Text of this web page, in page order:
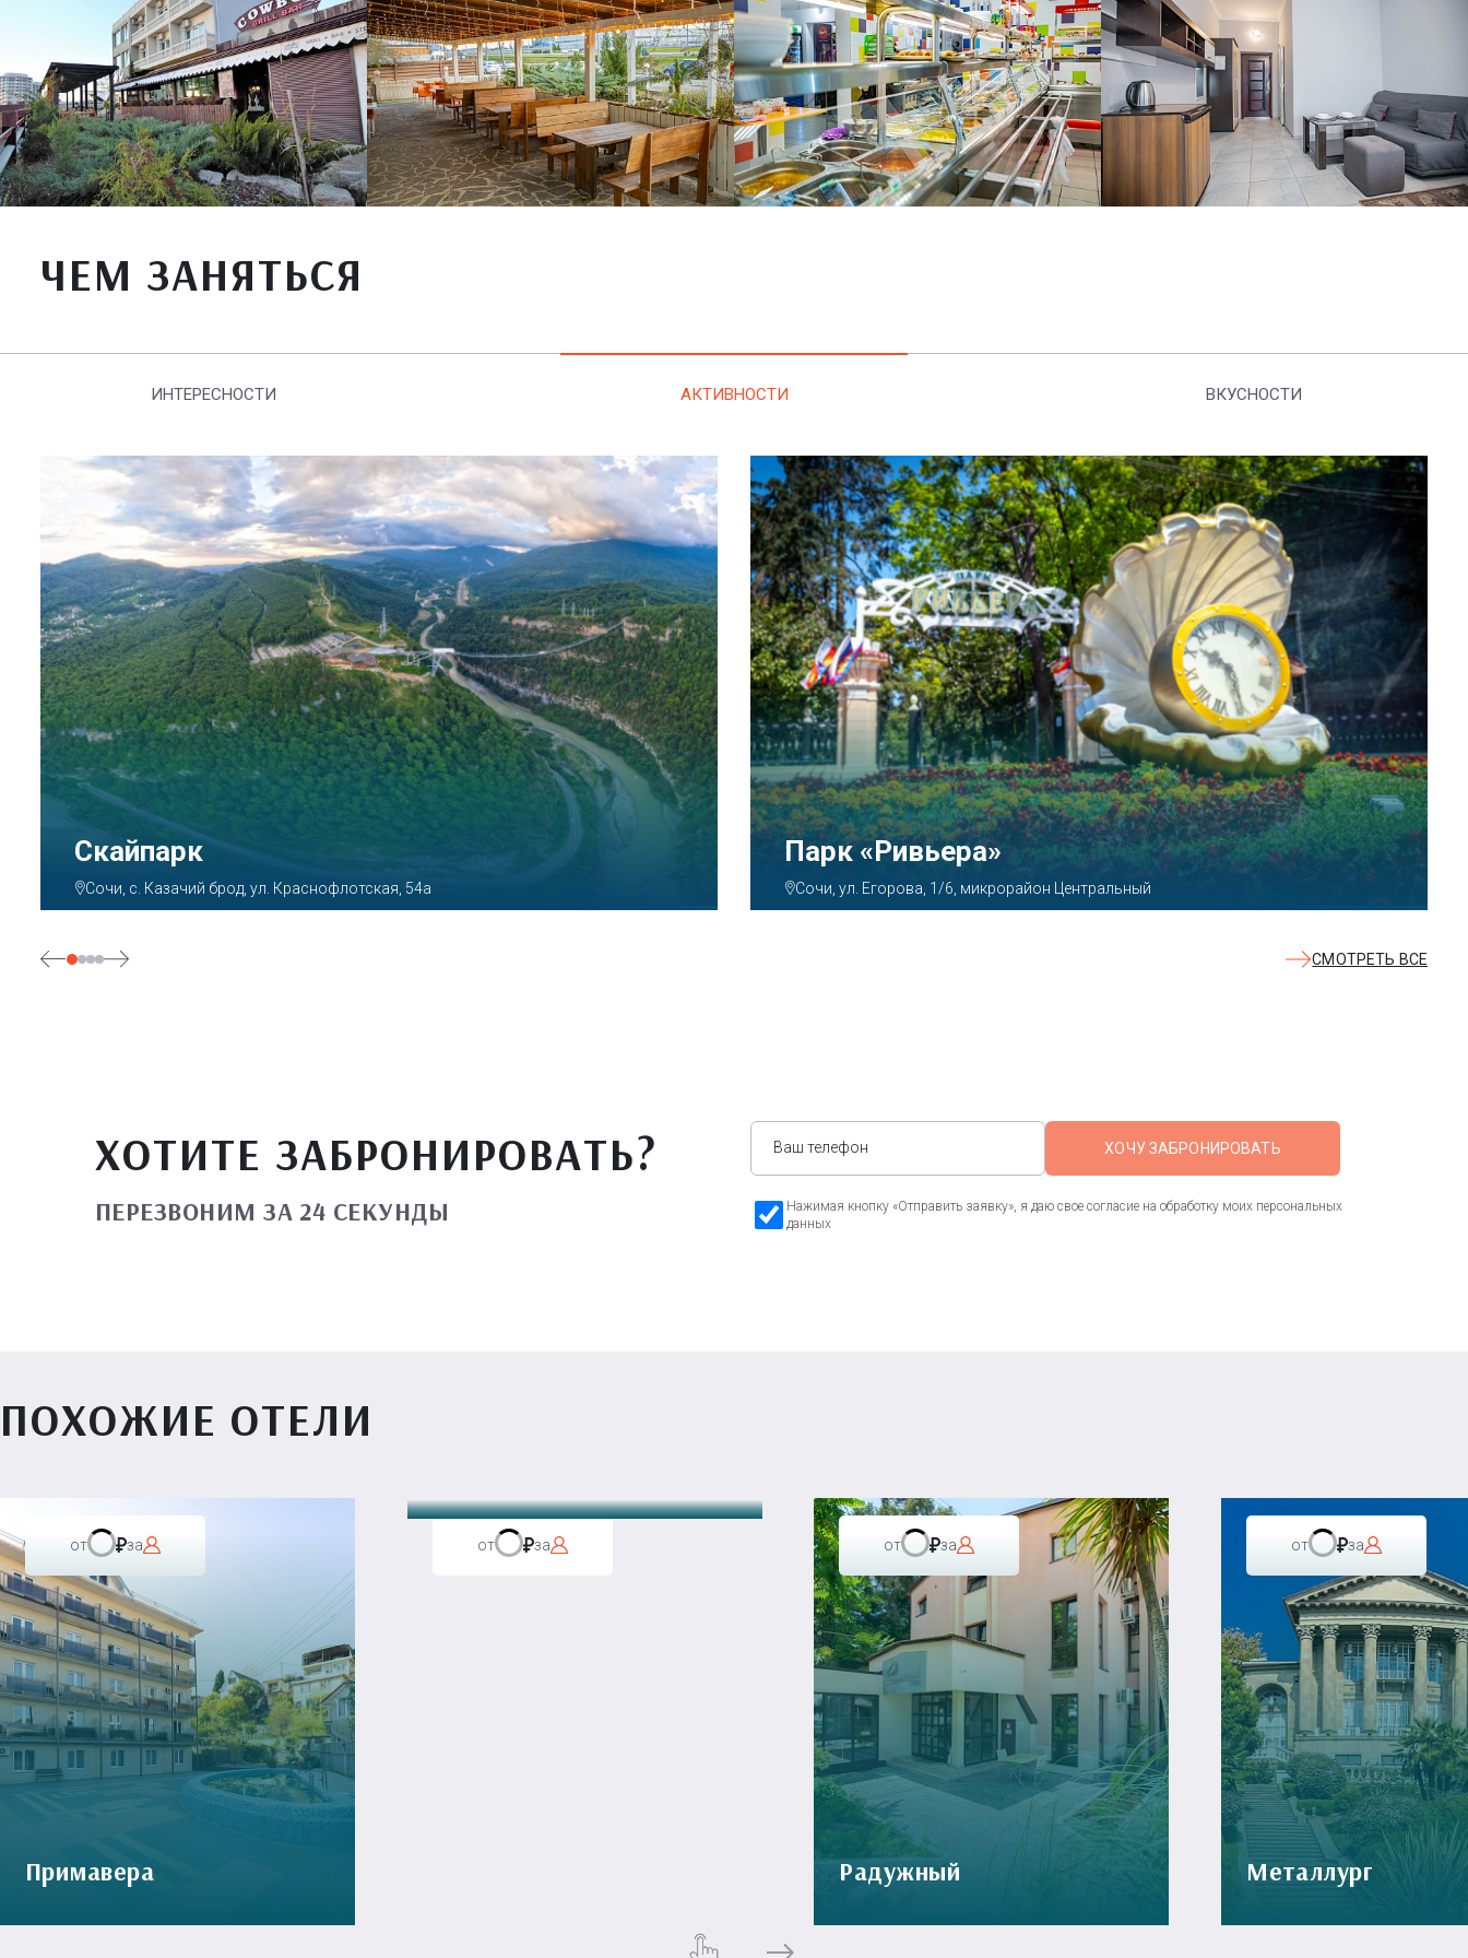
ЧЕМ ЗАНЯТЬСЯ
ИНТЕРЕСНОСТИ АКТИВНОСТИ ВКУСНОСТИ
Парк «Ривьера»
Сочи, ул. Егорова, 1/6, микрорайон Центральный
Аквапарк «АКВАЛОО»
Сочи, ул. Декабристов, 78б
СМОТРЕТЬ ВСЕ
ХОТИТЕ ЗАБРОНИРОВАТЬ?
ПЕРЕЗВОНИМ ЗА 24 СЕКУНДЫ
ХОЧУ ЗАБРОНИРОВАТЬ
Нажимая кнопку «Отправить заявку», я даю свое согласие на обработку моих персональных
данных
ПОХОЖИЕ ОТЕЛИ
от за
Примавера
от за от за
Радужный
от за
Металлург